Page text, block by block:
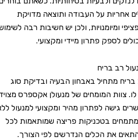
על העבודה ותוצאה מדויקת
ולכן יש חשיבות רבה לשימוש
פתרון מיידי ומקצועי.
בריח
באבחון הבעיה ובדיקת סוג
המומחים של מנעולן אקספרס מצויד
לפתרון מהיר ומקצועי למנעול ללא
בטכניקות פריצה שמותאמות לכל
את הכלים הנדרשים לפי הצורך.